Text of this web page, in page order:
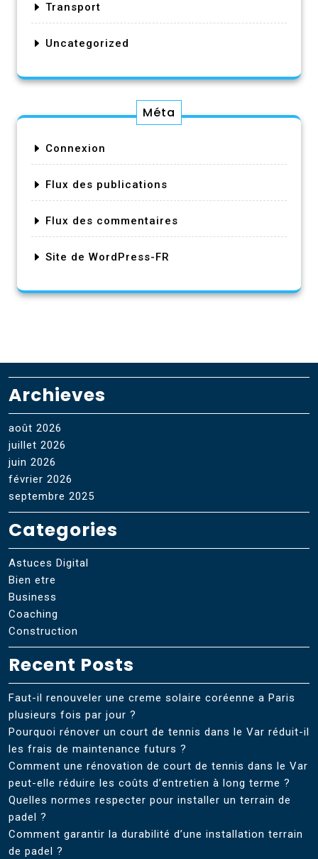
Transport
Uncategorized
Méta
Connexion
Flux des publications
Flux des commentaires
Site de WordPress-FR
Archieves
août 2026
juillet 2026
juin 2026
février 2026
septembre 2025
Categories
Astuces Digital
Bien etre
Business
Coaching
Construction
Recent Posts
Faut-il renouveler une creme solaire coréenne a Paris
plusieurs fois par jour ?
Pourquoi rénover un court de tennis dans le Var réduit-il
les frais de maintenance futurs ?
Comment une rénovation de court de tennis dans le Var
peut-elle réduire les coûts d’entretien à long terme ?
Quelles normes respecter pour installer un terrain de
padel ?
Comment garantir la durabilité d’une installation terrain
de padel ?